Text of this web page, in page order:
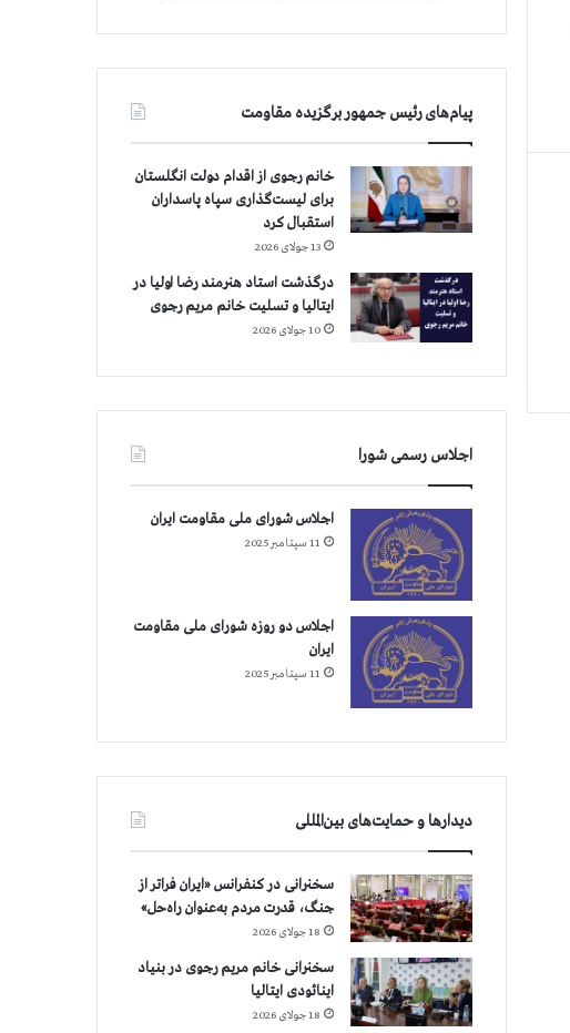
پیام‌های رئیس جمهور برگزیده مقاومت
خانم رجوی از اقدام دولت انگلستان
برای لیست‌گذاری سپاه پاسداران
استقبال کرد
13 جولای 2026
درگذشت استاد هنرمند رضا اولیا در
ایتالیا و تسلیت خانم مریم رجوی
10 جولای 2026
اجلاس رسمی شورا
اجلاس شورای ملی مقاومت ایران
11 سپتامبر 2025
اجلاس دو روزه شورای ملی مقاومت
ایران
11 سپتامبر 2025
دیدارها و حمایت‌های بین‌المللی
سخنرانی در کنفرانس «ایران فراتر از
جنگ، قدرت مردم به‌عنوان راه‌حل»
18 جولای 2026
سخنرانی خانم مریم رجوی در بنیاد
اینائودی ایتالیا
18 جولای 2026